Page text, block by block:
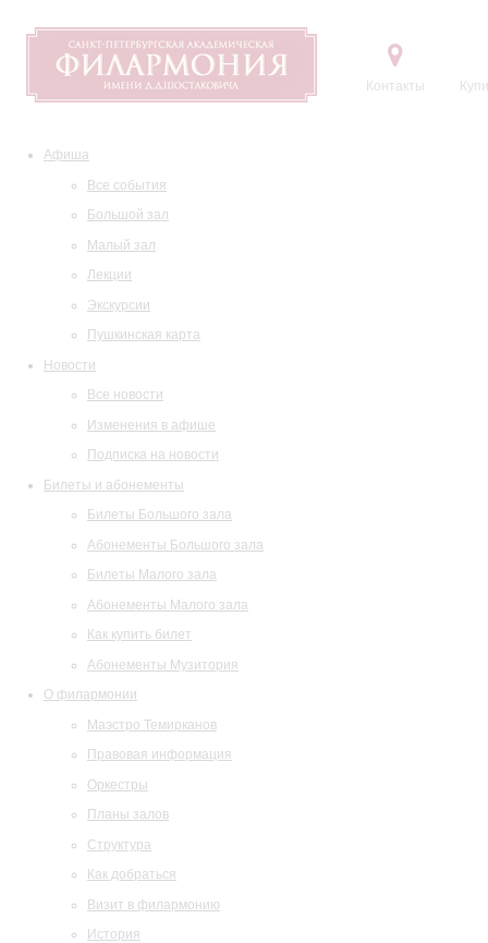
Контакты
Афиша
Все события
Большой зал
Малый зал
Лекции
Экскурсии
Пушкинская карта
Новости
Все новости
Изменения в афише
Подписка на новости
Билеты и абонементы
Билеты Большого зала
Абонементы Большого зала
Билеты Малого зала
Абонементы Малого зала
Как купить билет
Абонементы Музитория
О филармонии
Маэстро Темирканов
Правовая информация
Оркестры
Планы залов
Структура
Как добраться
Визит в филармонию
История